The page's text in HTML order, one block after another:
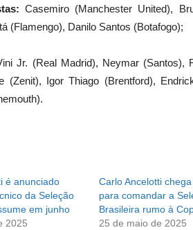
Casemiro (Manchester United),
(Flamengo), Danilo Santos (Botafogo);
Jr. (Real Madrid), Neymar (Santos),
(Zenit), Igor Thiago (Brentford),
é anunciado
da Seleção
em junho
2025
Carlo Ancelotti
para comandar a
Brasileira rumo à
25 de maio de 2025